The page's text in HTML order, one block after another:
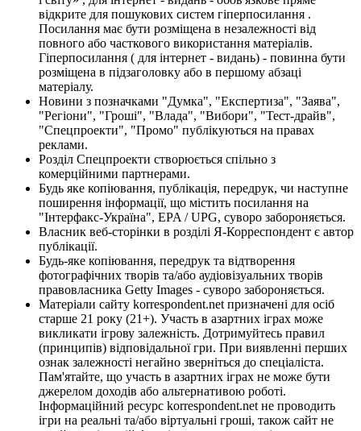
відкрите для пошукових систем гіперпосилання .
Посилання має бути розміщена в незалежності від
повного або часткового використання матеріалів.
Гіперпосилання ( для інтернет - видань) - повинна бути
розміщена в підзаголовку або в першому абзаці
матеріалу.
Новини з позначками "Думка", "Експертиза", "Заява",
"Регіони", "Гроші", "Влада", "Вибори", "Тест-драйв",
"Спецпроекти", "Промо" публікуються на правах
реклами.
Розділ Спецпроекти створюється спільно з
комерційними партнерами.
Будь яке копіювання, публікація, передрук, чи наступне
поширення інформації, що містить посилання на
"Інтерфакс-Україна", EPA / UPG, суворо забороняється.
Власник веб-сторінки в розділі Я-Корреспондент є автор
публікації.
Будь-яке копіювання, передрук та відтворення
фотографічних творів та/або аудіовізуальних творів
правовласника Getty Images - суворо забороняється.
Матеріали сайту korrespondent.net призначені для осіб
старше 21 року (21+). Участь в азартних іграх може
викликати ігрову залежність. Дотримуйтесь правил
(принципів) відповідальної гри. При виявленні перших
ознак залежності негайно зверніться до спеціаліста.
Пам'ятайте, що участь в азартних іграх не може бути
джерелом доходів або альтернативою роботі.
Інформаційний ресурс korrespondent.net не проводить
ігри на реальні та/або віртуальні гроші, також сайт не